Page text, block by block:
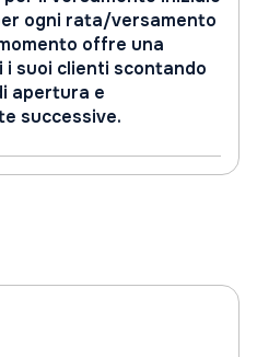
ogni rata/versamento
offre una
i suoi clienti scontando
apertura e
successive.